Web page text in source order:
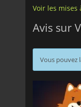
Voir les mises
Avis sur
Vous pouvez